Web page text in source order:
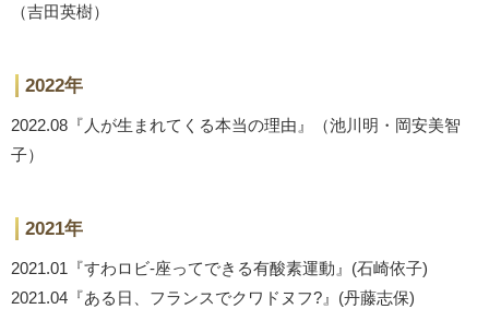
（吉田英樹）
2022年
2022.08『人が生まれてくる本当の理由』（池川明・岡安美智
子）
2021年
2021.01『すわロビ‐座ってできる有酸素運動』(石崎依子)
2021.04『ある日、フランスでクワドヌフ?』(丹藤志保)